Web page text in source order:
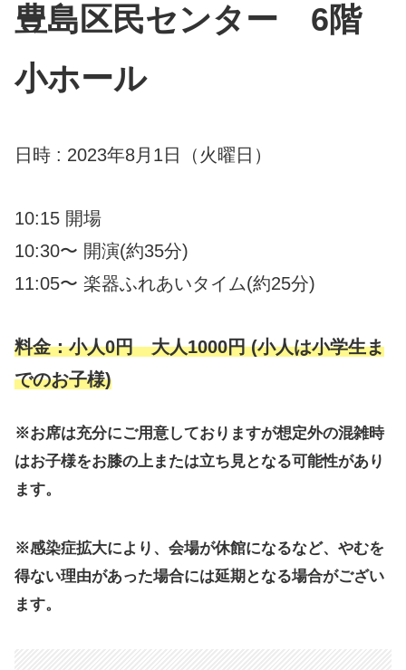
豊島区民センター 6階
小ホール
日時 : 2023年8月1日（火曜日）
10:15 開場
10:30〜 開演(約35分)
11:05〜 楽器ふれあいタイム(約25分)
料金：小人0円 大人1000円 (小人は小学生ま
でのお子様)
※お席は充分にご用意しておりますが想定外の混雑時
はお子様をお膝の上または立ち見となる可能性があり
ます。
※感染症拡大により、会場が休館になるなど、やむを
得ない理由があった場合には延期となる場合がござい
ます。